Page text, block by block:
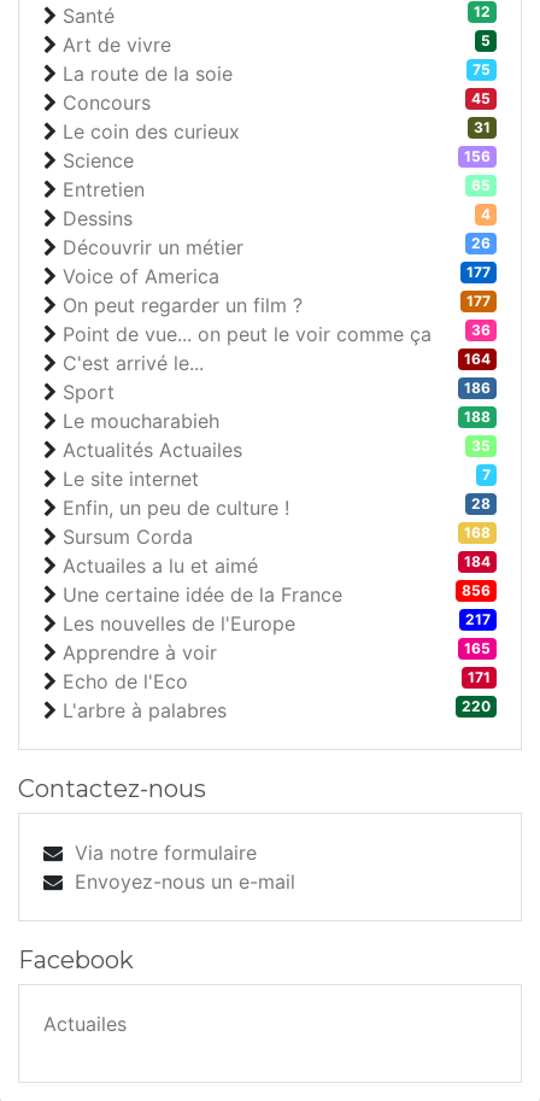
Santé
12
Art de vivre 5
La route de la soie 75
Concours 45
Le coin des curieux 31
Science 156
Entretien 65
Dessins 4
Découvrir un métier 26
Voice of America 177
On peut regarder un film ? 177
Point de vue... on peut le voir comme ça 36
C'est arrivé le... 164
Sport 186
Le moucharabieh 188
Actualités Actuailes 35
Le site internet 7
Enfin, un peu de culture ! 28
Sursum Corda 168
Actuailes a lu et aimé 184
Une certaine idée de la France 856
Les nouvelles de l'Europe 217
Apprendre à voir 165
Echo de l'Eco 171
L'arbre à palabres 220
Contactez-nous
Via notre formulaire
Envoyez-nous un e-mail
Facebook
Actuailes